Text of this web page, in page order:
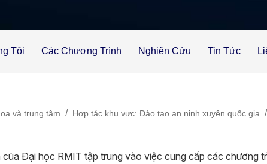
Tôi Các Chương Trình Nghiên Cứu Tin Tức
và trung tâm / Hợp tác khu vực: Đào tạo an ninh xuyên quốc gia /
của Đại học RMIT tập trung vào việc cung cấp các chương